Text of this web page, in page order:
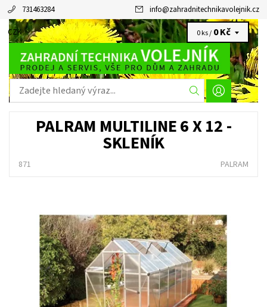
731463284 info@zahradnitechnikavolejnik.cz
CZK 0 ks / 0 Kč
PALRAM MULTILINE 6 X 12 -
SKLENÍK
871 PALRAM